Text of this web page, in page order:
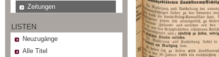
Zeitungen
LISTEN
Neuzugänge
Alle Titel